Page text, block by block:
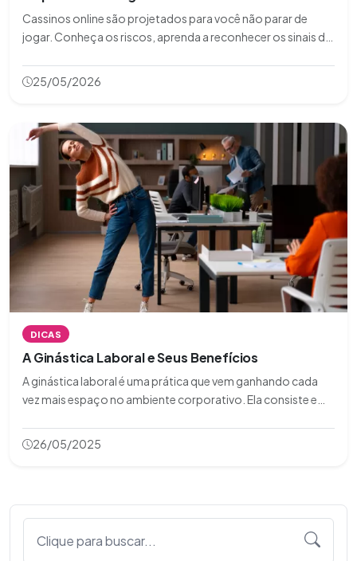
Cassinos online são projetados para você não parar de
jogar. Conheça os riscos, aprenda a reconhecer os sinais de
25/05/2026
DICAS
A Ginástica Laboral e Seus Benefícios
A ginástica laboral é uma prática que vem ganhando cada
vez mais espaço no ambiente corporativo. Ela consiste em
objetivo de prevenir lesões, melhorar a saúde e aumentar a
produtividade dos colabor
26/05/2025
Clique para buscar...